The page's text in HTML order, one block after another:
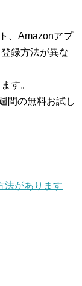
、Amazonアプ
録方法が異な
す。
間の無料お試し
法があります